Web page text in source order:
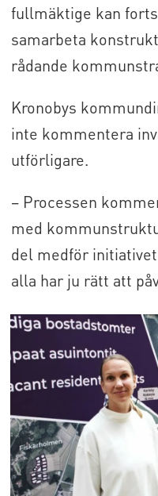
fullmäktige kan
samarbeta
rådande
Kronobys
inte kommentera
utförligare.
– Processen
med
del medför
alla har ju rätt att